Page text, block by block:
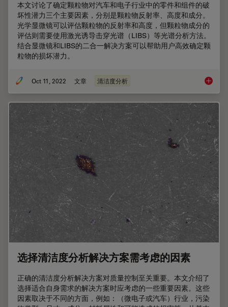
本文讨论了确定颗粒物对汽车和电子行业中的零件和组件的破
坏性潜力三个主要因素，分别是颗粒物反射率、高度和成分。
光学显微镜可以评估颗粒物的反射率和高度，但颗粒物成分的
评估则需要使用激光诱导击穿光谱（LIBS）等光谱分析方法。
结合显微镜和LIBS的二合一解决方案可以帮助用户高效确定颗
粒物的损坏潜力。
Oct 11, 2022 文章 清洁度分析 确定颗
选择清洁度分析解决方案需考虑的因素
正确的清洁度分析解决方案对质量控制至关重要。本文介绍了
选择适合自身需求的解决方案时应考虑的一些重要因素。这些
因素取决于不同的方面，例如：（微电子或汽车）行业，污染